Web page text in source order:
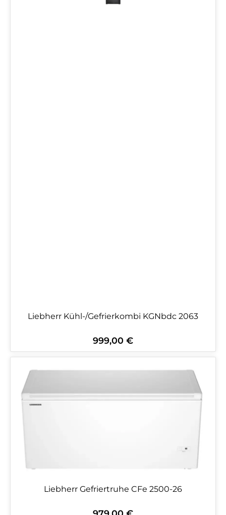
Liebherr Kühl-/Gefrierkombi KGNbdc 2063
Regulärer Preis:
999,00 €
Liebherr Gefriertruhe CFe 2500-26
Regulärer Preis: